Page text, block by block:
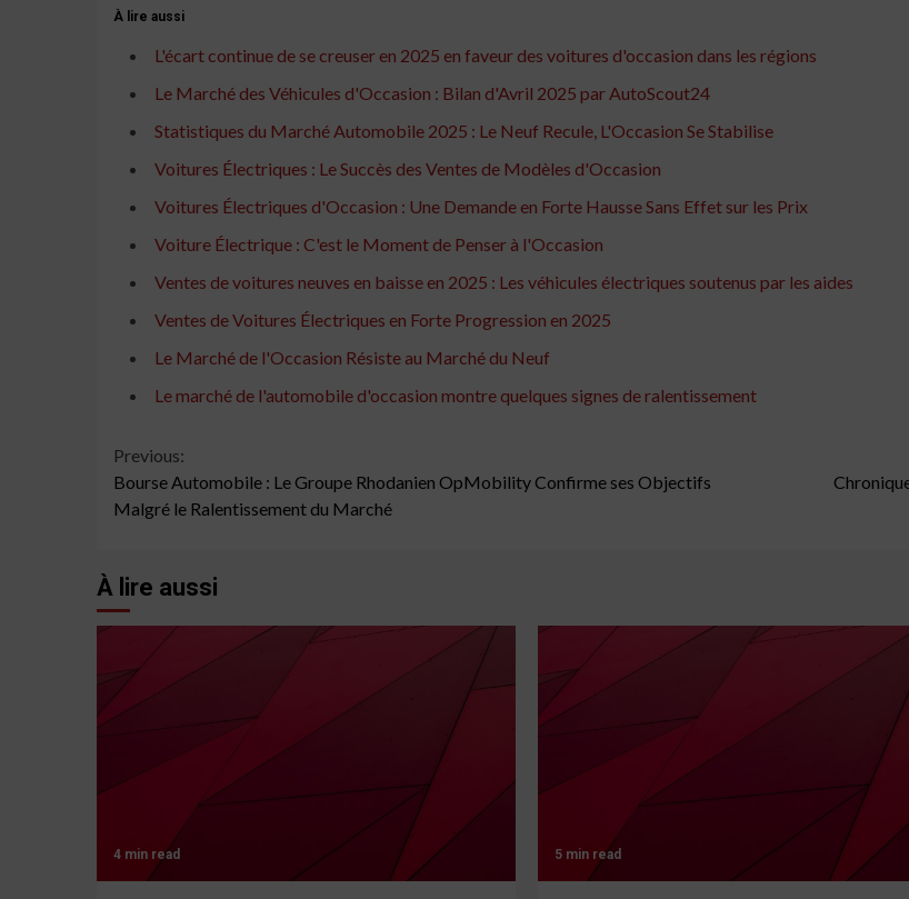
À lire aussi
L'écart continue de se creuser en 2025 en faveur des voitures d'occasion dans les régions
Le Marché des Véhicules d'Occasion : Bilan d'Avril 2025 par AutoScout24
Statistiques du Marché Automobile 2025 : Le Neuf Recule, L'Occasion Se Stabilise
Voitures Électriques : Le Succès des Ventes de Modèles d'Occasion
Voitures Électriques d'Occasion : Une Demande en Forte Hausse Sans Effet sur les Prix
Voiture Électrique : C'est le Moment de Penser à l'Occasion
Ventes de voitures neuves en baisse en 2025 : Les véhicules électriques soutenus par les aides
Ventes de Voitures Électriques en Forte Progression en 2025
Le Marché de l'Occasion Résiste au Marché du Neuf
Le marché de l'automobile d'occasion montre quelques signes de ralentissement
Continue
Reading
Previous:
Bourse Automobile : Le Groupe Rhodanien OpMobility Confirme ses Objectifs
Malgré le Ralentissement du Marché
À lire aussi
4 min read 5 min read